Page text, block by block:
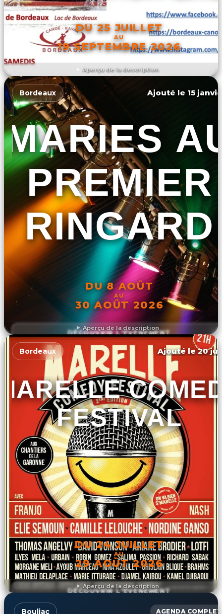
Aperçu de la description
DU 25 JUILLET
AU
19 SEPTEMBRE 2026
DÉCOUVRIR L'ÉVÉNEMENT
Aperçu de la description
Bordeaux Ajouté le 15
MARIES
PREMIER
RINGARD
DU 8 AOÛT
AU
30 AOÛT 2026
DÉCOUVRIR L'ÉVÉNEMENT
Aperçu de la description
Bordeaux Ajouté le 20
FESTIVAL
DU 24 JUILLET
AU
29 AOÛT 2026
DÉCOUVRIR L'ÉVÉNEMENT
Bouliac AGENDA COMPLET